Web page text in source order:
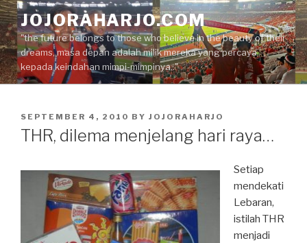
Skip
to
content
JOJORAHARJO.COM
"the future belongs to those who believe in the beauty of their
dreams, masa depan adalah milik mereka yang percaya
kepada keindahan mimpi-mimpinya.."
POSTED
ON
SEPTEMBER 4, 2010 BY JOJORAHARJO
THR, dilema menjelang hari raya…
Setiap
mendekati
Lebaran,
istilah THR
menjadi